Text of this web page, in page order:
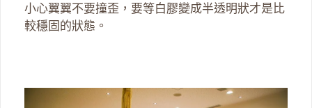
小心翼翼不要撞歪，要等白膠變成半透明狀才是比
較穩固的狀態。